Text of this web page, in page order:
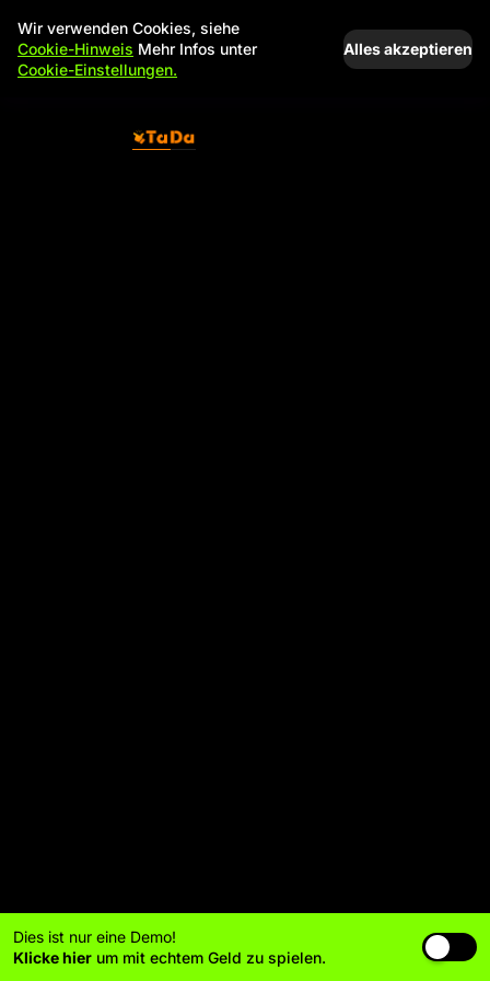
Dies ist nur eine Demo!
Klicke hier um mit echtem Geld zu spielen.
Wir verwenden Cookies, siehe
Cookie-Hinweis Mehr Infos unter
Cookie-Einstellungen.
Alles akzeptieren